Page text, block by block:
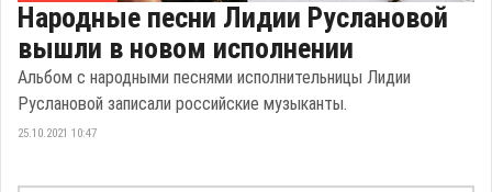
Народные песни Лидии Руслановой
вышли в новом исполнении
Альбом с народными песнями исполнительницы Лидии
Руслановой записали российские музыканты.
25.10.2021 10:47